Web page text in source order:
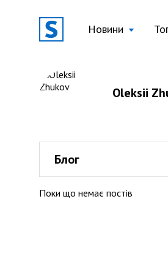
Новини
Oleksii
Блог
Поки що немає постів